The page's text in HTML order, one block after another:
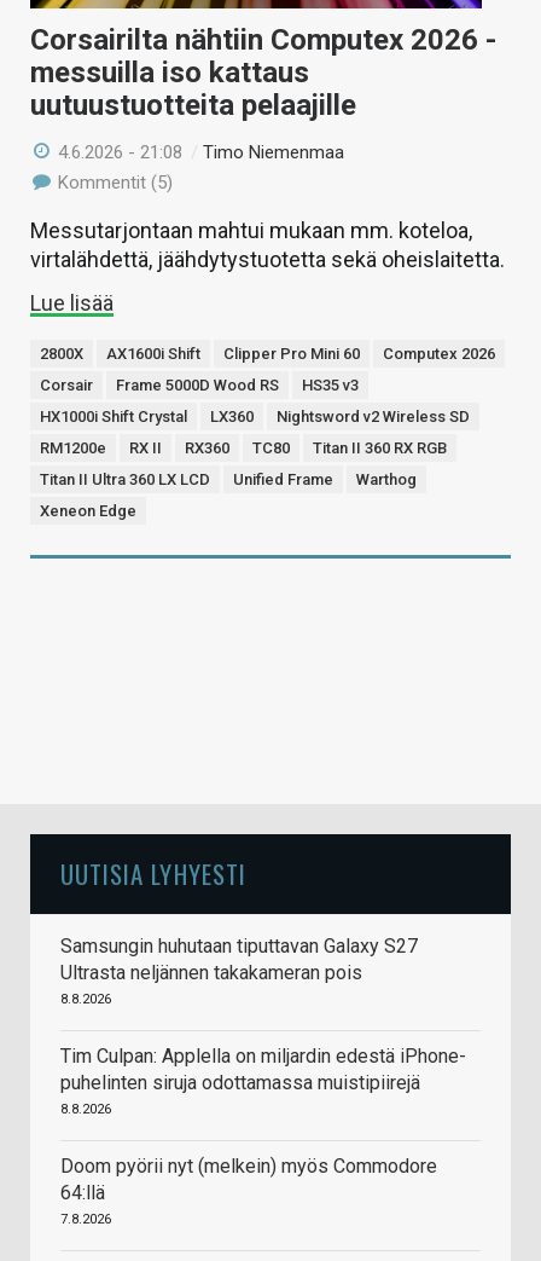
HAKU
Corsairilta nähtiin Computex 2026 -
messuilla iso kattaus
uutuustuotteita pelaajille
4.6.2026 - 21:08 /Timo Niemenmaa
Kommentit (5)
Messutarjontaan mahtui mukaan mm. koteloa,
virtalähdettä, jäähdytystuotetta sekä oheislaitetta.
Lue lisää
2800X AX1600i Shift Clipper Pro Mini 60
Computex 2026
Corsair
Frame 5000D Wood RS
HS35 v3
HX1000i Shift Crystal
LX360
Nightsword v2 Wireless SD
RM1200e
RX II RX360 TC80
Titan II 360 RX RGB
Titan II Ultra 360 LX LCD
Unified Frame
Warthog
Xeneon Edge
UUTISIA LYHYESTI
Samsungin huhutaan tiputtavan Galaxy S27
Ultrasta neljännen takakameran pois
8.8.2026
Tim Culpan: Applella on miljardin edestä iPhone-
puhelinten siruja odottamassa muistipiirejä
8.8.2026
Doom pyörii nyt (melkein) myös Commodore
64:llä
7.8.2026